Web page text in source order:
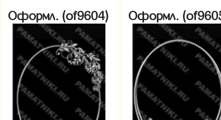
Оформл. (of9604) Оформл.